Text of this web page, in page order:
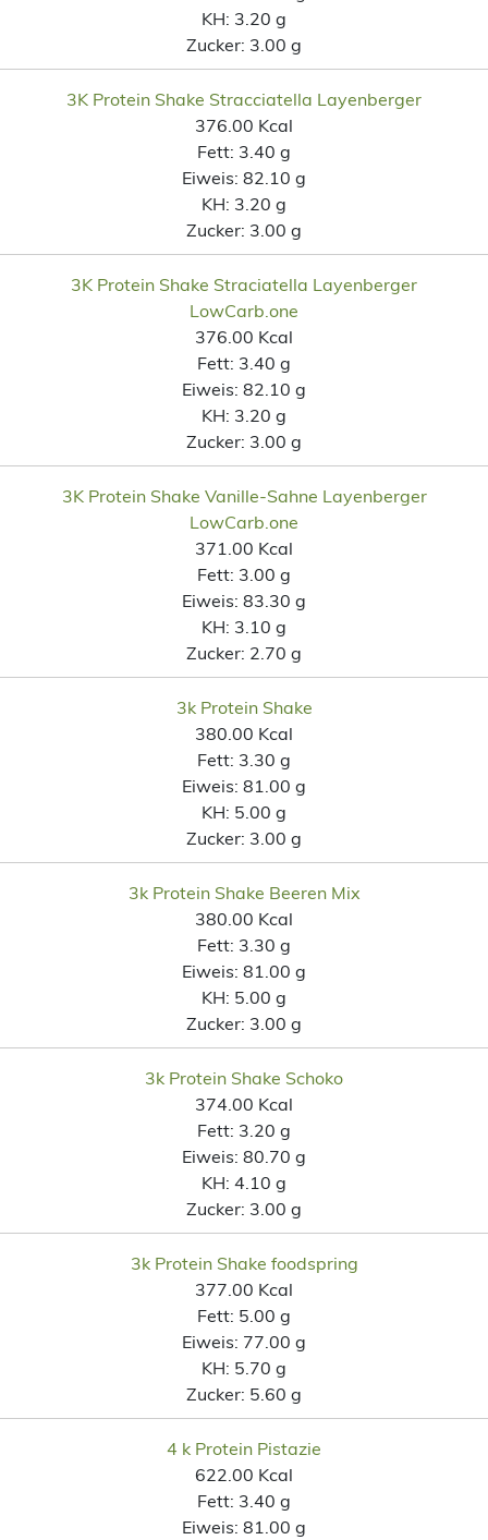
KH: 3.20 g
Zucker: 3.00 g
3K Protein Shake Stracciatella Layenberger
376.00 Kcal
Fett: 3.40 g
Eiweis: 82.10 g
KH: 3.20 g
Zucker: 3.00 g
3K Protein Shake Straciatella Layenberger
LowCarb.one
376.00 Kcal
Fett: 3.40 g
Eiweis: 82.10 g
KH: 3.20 g
Zucker: 3.00 g
3K Protein Shake Vanille-Sahne Layenberger
LowCarb.one
371.00 Kcal
Fett: 3.00 g
Eiweis: 83.30 g
KH: 3.10 g
Zucker: 2.70 g
3k Protein Shake
380.00 Kcal
Fett: 3.30 g
Eiweis: 81.00 g
KH: 5.00 g
Zucker: 3.00 g
3k Protein Shake Beeren Mix
380.00 Kcal
Fett: 3.30 g
Eiweis: 81.00 g
KH: 5.00 g
Zucker: 3.00 g
3k Protein Shake Schoko
374.00 Kcal
Fett: 3.20 g
Eiweis: 80.70 g
KH: 4.10 g
Zucker: 3.00 g
3k Protein Shake foodspring
377.00 Kcal
Fett: 5.00 g
Eiweis: 77.00 g
KH: 5.70 g
Zucker: 5.60 g
4 k Protein Pistazie
622.00 Kcal
Fett: 3.40 g
Eiweis: 81.00 g